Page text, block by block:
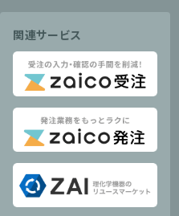
関連サービス